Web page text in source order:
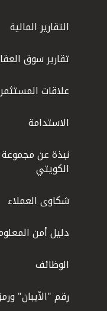
التقارير المالية
تقارير سوق
علاقات
الاستدامة
نبذة عن مجموعة
الكويتي
شكاوى العملاء
دليل أمن
الوظائف
رقم "الآيبان"